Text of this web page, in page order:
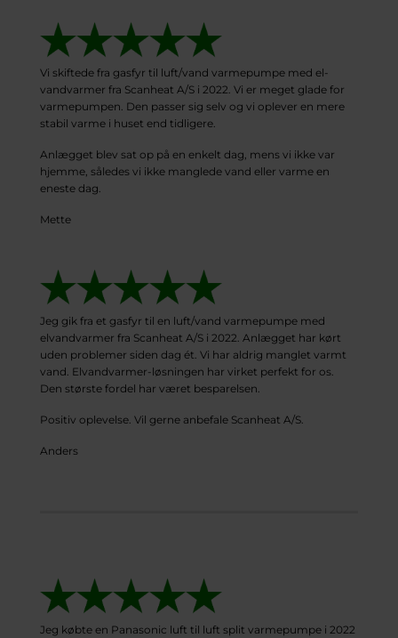
Vi skiftede fra gasfyr til luft/vand varmepumpe med el-
vandvarmer fra Scanheat A/S i 2022. Vi er meget glade for
varmepumpen. Den passer sig selv og vi oplever en mere
stabil varme i huset end tidligere.
Anlægget blev sat op på en enkelt dag, mens vi ikke var
hjemme, således vi ikke manglede vand eller varme en
eneste dag.
Mette
Jeg gik fra et gasfyr til en luft/vand varmepumpe med
elvandvarmer fra Scanheat A/S i 2022. Anlægget har kørt
uden problemer siden dag ét. Vi har aldrig manglet varmt
vand. Elvandvarmer-løsningen har virket perfekt for os.
Den største fordel har været besparelsen.
Positiv oplevelse. Vil gerne anbefale Scanheat A/S.
Anders
Jeg købte en Panasonic luft til luft split varmepumpe i 2022